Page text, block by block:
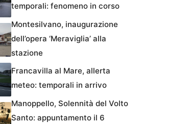
temporali: fenomeno in corso
Montesilvano, inaugurazione
dell’opera ‘Meraviglia’ alla
stazione
Francavilla al Mare, allerta
meteo: temporali in arrivo
Manoppello, Solennità del Volto
Santo: appuntamento il 6